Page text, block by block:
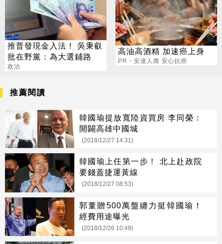
推普發現金入法！ 吳秉叡
批在野黨：為大選鋪路
政治
高油高酒精 加速癌上身
PR・安達人壽 安心抗癌
推薦閱讀
韓國瑜提放寬陸資買房 李同榮：
開闢高雄中國城
(2018/12/27 14:31)
韓國瑜上任第一步！ 北上赴政院
要錢蓋捷運黃線
(2018/12/27 08:53)
郭董贈500萬盤纏力挺韓國瑜！
經費用途曝光
(2018/12/26 10:49)